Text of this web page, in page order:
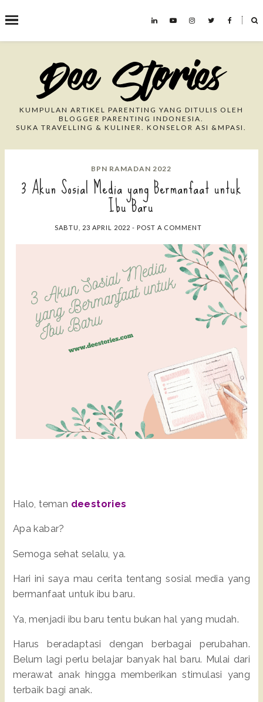
˟
Search This Blog
KUMPULAN ARTIKEL PARENTING YANG DITULIS OLEH
BLOGGER PARENTING INDONESIA.
SUKA TRAVELLING & KULINER. KONSELOR ASI &MPASI.
BPN RAMADAN 2022
3 Akun Sosial Media yang Bermanfaat untuk
Ibu Baru
SABTU, 23 APRIL 2022 - POST A COMMENT
Halo, teman deestories
Apa kabar?
Semoga sehat selalu, ya.
Hari ini saya mau cerita tentang sosial media yang
bermanfaat untuk ibu baru.
Ya, menjadi ibu baru tentu bukan hal yang mudah.
Harus beradaptasi dengan berbagai perubahan.
Belum lagi perlu belajar banyak hal baru. Mulai dari
merawat anak hingga memberikan stimulasi yang
terbaik bagi anak.